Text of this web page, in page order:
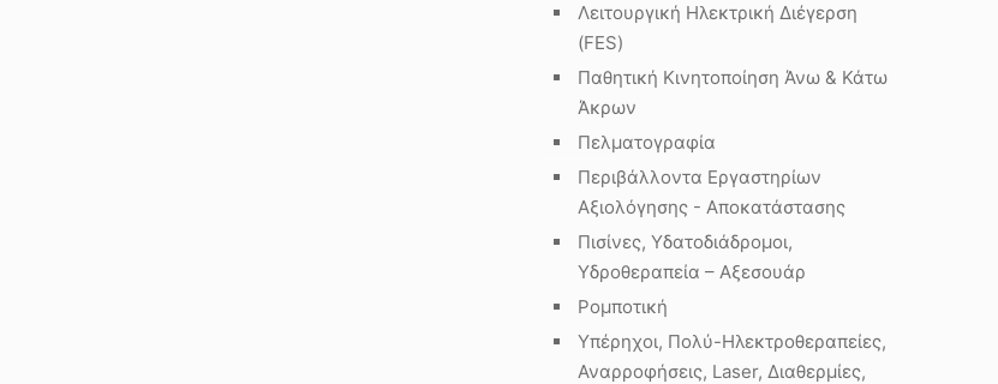
Λειτουργική Ηλεκτρική Διέγερση
(FES)
Παθητική Κινητοποίηση Άνω & Κάτω
Άκρων
Πελματογραφία
Περιβάλλοντα Εργαστηρίων
Αξιολόγησης - Αποκατάστασης
Πισίνες, Υδατοδιάδρομοι,
Υδροθεραπεία – Αξεσουάρ
Ρομποτική
Υπέρηχοι, Πολύ-Ηλεκτροθεραπείες,
Αναρροφήσεις, Laser, Διαθερμίες,